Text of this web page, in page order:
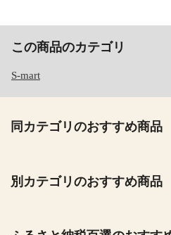
この商品のカテゴリ
S-mart
同カテゴリのおすすめ商品
別カテゴリのおすすめ商品